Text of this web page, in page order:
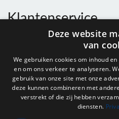
Klantenservice
Openingstijden
Nieuwsbrief
Deze website
van
We gebruiken cookies om inhoud
en om ons verkeer te analyseren.
gebruik van onze site met onze
deze kunnen combineren met
verstrekt of die zij hebben
diensten.